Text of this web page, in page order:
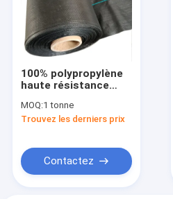
100% polypropylène
haute résistance
tissu tissé géotextile
pour stabilisateur de
MOQ:1 tonne
Trouvez les derniers prix
Contactez